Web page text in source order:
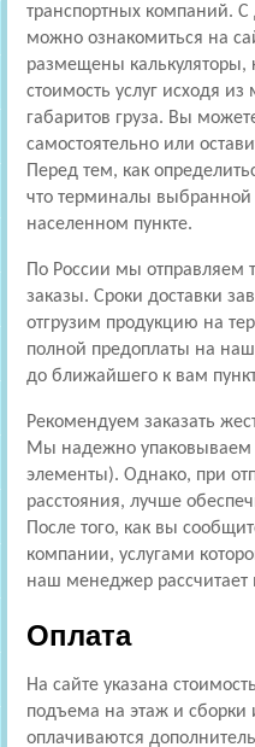
транспортных компаний.
можно ознакомиться на
размещены калькуляторы,
стоимость услуг исходя
габаритов груза. Вы
самостоятельно или
Перед тем, как
что терминалы
населенном пункте.
По России мы отправляем
заказы. Сроки доставки
отгрузим продукцию на
полной предоплаты на наш
до ближайшего к вам
Рекомендуем заказать
Мы надежно упаковываем
элементы). Однако, при
расстояния, лучше
После того, как вы
компании, услугами
наш менеджер рассчитает
Оплата
На сайте указана
подъема на этаж и сборки
оплачиваются